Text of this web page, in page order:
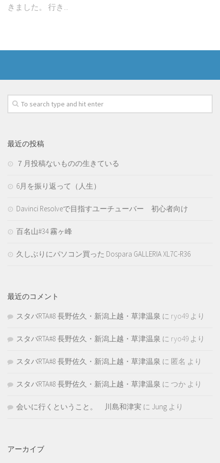
きました。 行き...
最近の投稿
７月投稿ないものの生きている
6月を振り返って（人生）
Davinci Resolveで目指すユーチューバー 初心者向け
百名山#34 霧ヶ峰
久しぶりにパソコン買った Dospara GALLERIA XL7C-R36
最近のコメント
スタバRTA#8 長野佐久・新潟上越・草津温泉 に ryo49 より
スタバRTA#8 長野佐久・新潟上越・草津温泉 に ryo49 より
スタバRTA#8 長野佐久・新潟上越・草津温泉 に 匿名 より
スタバRTA#8 長野佐久・新潟上越・草津温泉 に つか より
会いに行くということ。 川島和津実 に Jung より
アーカイブ